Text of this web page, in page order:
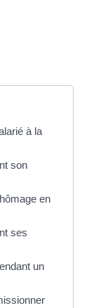
à la
son
en
ses
un